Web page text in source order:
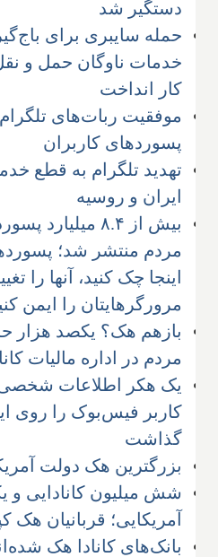
دستگیر شد
حمله سایبری برای
خدمات ناوگان حمل و نقل
کار انداخت
موفقیت ربات‌های
پسوردهای کاربران
تهدید تلگرام به قطع
ایران و روسیه
بیش از ۸.۴
مردم منتشر شد؛
اینجا چک کنید، آنها را
مرورگرهایتان را ایمن
بازهم هک؟ یکصد هزار
مردم در اداره مالیات
کاربر فیس‌بوک را روی
گذاشت
بزرگترین هک دولت
شش میلیون کانادایی و
آمریکایی؛ قربانیان هک
بانک‌های کانادا هک